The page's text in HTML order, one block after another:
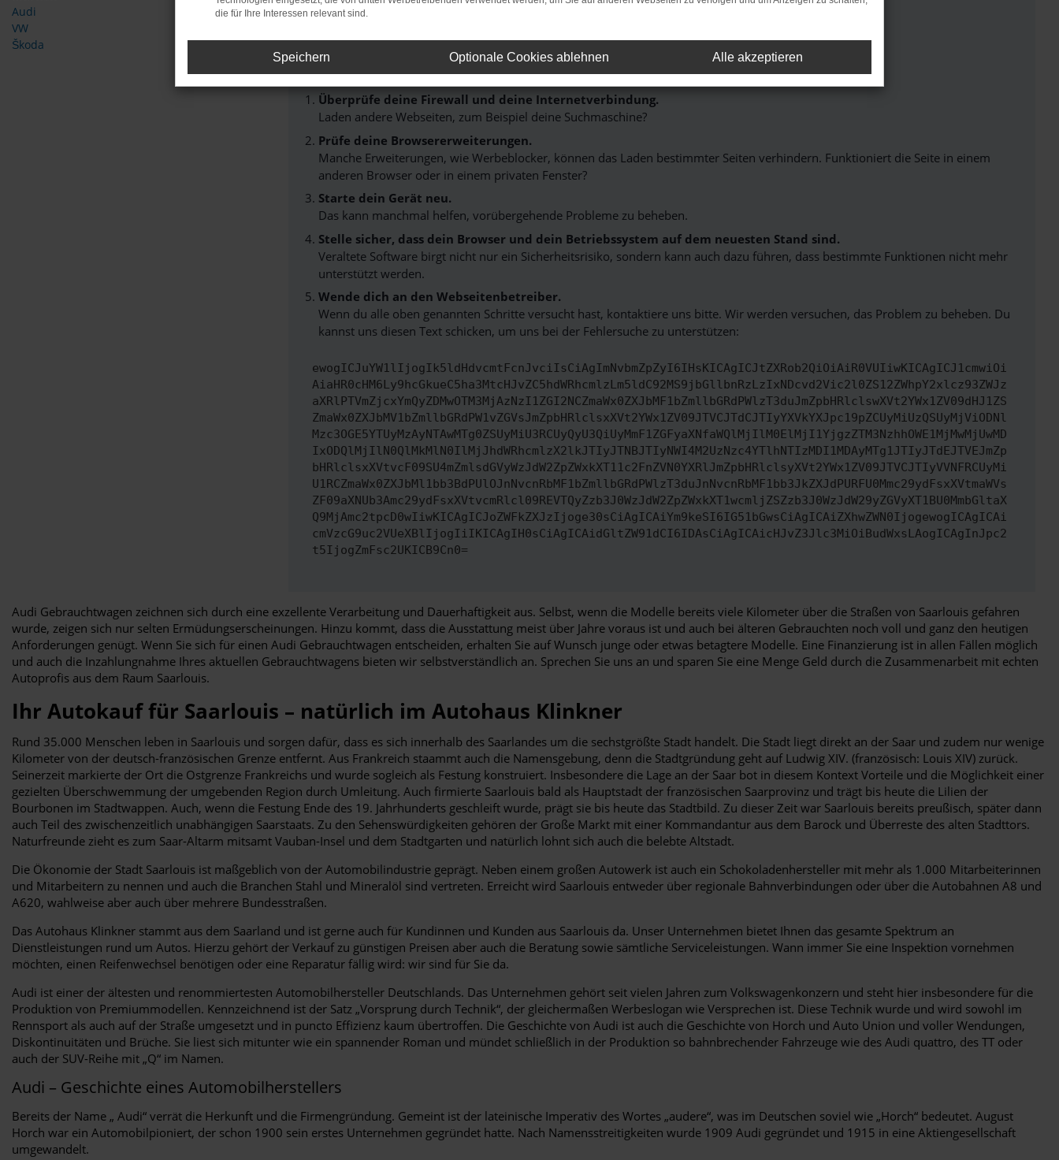
Audi
VW
Škoda
Fehler: Network Error
Beim Laden ist ein Fehler aufgetreten.
Hier sind ein paar Tipps, die dir helfen können:
Überprüfe deine Firewall und deine Internetverbindung.
Laden andere Webseiten, zum Beispiel deine Suchmaschine?
Prüfe deine Browsererweiterungen.
Manche Erweiterungen, wie Werbeblocker, können das Laden bestimmter Seiten verhindern. Funktioniert die Seite in einem
anderen Browser oder in einem privaten Fenster?
Starte dein Gerät neu.
Das kann manchmal helfen, vorübergehende Probleme zu beheben.
Stelle sicher, dass dein Browser und dein Betriebssystem auf dem neuesten Stand sind.
Veraltete Software birgt nicht nur ein Sicherheitsrisiko, sondern kann auch dazu führen, dass bestimmte Funktionen nicht mehr
unterstützt werden.
Wende dich an den Webseitenbetreiber.
Wenn du alle oben genannten Schritte versucht hast, kontaktiere uns bitte. Wir werden versuchen, das Problem zu beheben. Du
kannst uns diesen Text schicken, um uns bei der Fehlersuche zu unterstützen:
ewogICJuYW1lIjogIk5ldHdvcmtFcnJvciIsCiAgImNvbmZpZyI6IHsKICAgICJtZXRob2QiOiAiR0VUIiwKICAgICJ1cmwiOi
AiaHR0cHM6Ly9hcGkueC5ha3MtcHJvZC5hdWRhcmlzLm5ldC92MS9jbGllbnRzLzIxNDcvd2Vic2l0ZS12ZWhpY2xlcz93ZWJz
aXRlPTVmZjcxYmQyZDMwOTM3MjAzNzI1ZGI2NCZmaWx0ZXJbMF1bZmllbGRdPWlzT3duJmZpbHRlclswXVt2YWx1ZV09dHJ1ZS
ZmaWx0ZXJbMV1bZmllbGRdPW1vZGVsJmZpbHRlclsxXVt2YWx1ZV09JTVCJTdCJTIyYXVkYXJpc19pZCUyMiUzQSUyMjViODNl
Mzc3OGE5YTUyMzAyNTAwMTg0ZSUyMiU3RCUyQyU3QiUyMmF1ZGFyaXNfaWQlMjIlM0ElMjI1YjgzZTM3NzhhOWE1MjMwMjUwMD
IxODQlMjIlN0QlMkMlN0IlMjJhdWRhcmlzX2lkJTIyJTNBJTIyNWI4M2UzNzc4YTlhNTIzMDI1MDAyMTg1JTIyJTdEJTVEJmZp
bHRlclsxXVtvcF09SU4mZmlsdGVyWzJdW2ZpZWxkXT11c2FnZVN0YXRlJmZpbHRlclsyXVt2YWx1ZV09JTVCJTIyVVNFRCUyMi
U1RCZmaWx0ZXJbMl1bb3BdPUlOJnNvcnRbMF1bZmllbGRdPWlzT3duJnNvcnRbMF1bb3JkZXJdPURFU0Mmc29ydFsxXVtmaWVs
ZF09aXNUb3Amc29ydFsxXVtvcmRlcl09REVTQyZzb3J0WzJdW2ZpZWxkXT1wcmljZSZzb3J0WzJdW29yZGVyXT1BU0MmbGltaX
Q9MjAmc2tpcD0wIiwKICAgICJoZWFkZXJzIjoge30sCiAgICAiYm9keSI6IG51bGwsCiAgICAiZXhwZWN0IjogewogICAgICAi
cmVzcG9uc2VUeXBlIjogIiIKICAgIH0sCiAgICAidGltZW91dCI6IDAsCiAgICAicHJvZ3Jlc3MiOiBudWxsLAogICAgInJpc2
t5IjogZmFsc2UKICB9Cn0=
Audi Gebrauchtwagen zeichnen sich durch eine exzellente Verarbeitung und Dauerhaftigkeit aus. Selbst, wenn die Modelle bereits viele Kilometer über die Straßen von Saarlouis gefahren
wurde, zeigen sich nur selten Ermüdungserscheinungen. Hinzu kommt, dass die Ausstattung meist über Jahre voraus ist und auch bei älteren Gebrauchten noch voll und ganz den heutigen
Anforderungen genügt. Wenn Sie sich für einen Audi Gebrauchtwagen entscheiden, erhalten Sie auf Wunsch junge oder etwas betagtere Modelle. Eine Finanzierung ist in allen Fällen möglich
und auch die Inzahlungnahme Ihres aktuellen Gebrauchtwagens bieten wir selbstverständlich an. Sprechen Sie uns an und sparen Sie eine Menge Geld durch die Zusammenarbeit mit echten
Autoprofis aus dem Raum Saarlouis.
Ihr Autokauf für Saarlouis – natürlich im Autohaus Klinkner
Rund 35.000 Menschen leben in Saarlouis und sorgen dafür, dass es sich innerhalb des Saarlandes um die sechstgrößte Stadt handelt. Die Stadt liegt direkt an der Saar und zudem nur wenige
Kilometer von der deutsch-französischen Grenze entfernt. Aus Frankreich staammt auch die Namensgebung, denn die Stadtgründung geht auf Ludwig XIV. (französisch: Louis XIV) zurück.
Seinerzeit markierte der Ort die Ostgrenze Frankreichs und wurde sogleich als Festung konstruiert. Insbesondere die Lage an der Saar bot in diesem Kontext Vorteile und die Möglichkeit einer
gezielten Überschwemmung der umgebenden Region durch Umleitung. Auch firmierte Saarlouis bald als Hauptstadt der französischen Saarprovinz und trägt bis heute die Lilien der
Bourbonen im Stadtwappen. Auch, wenn die Festung Ende des 19. Jahrhunderts geschleift wurde, prägt sie bis heute das Stadtbild. Zu dieser Zeit war Saarlouis bereits preußisch, später dann
auch Teil des zwischenzeitlich unabhängigen Saarstaats. Zu den Sehenswürdigkeiten gehören der Große Markt mit einer Kommandantur aus dem Barock und Überreste des alten Stadttors.
Naturfreunde zieht es zum Saar-Altarm mitsamt Vauban-Insel und dem Stadtgarten und natürlich lohnt sich auch die belebte Altstadt.
Die Ökonomie der Stadt Saarlouis ist maßgeblich von der Automobilindustrie geprägt. Neben einem großen Autowerk ist auch ein Schokoladenhersteller mit mehr als 1.000 Mitarbeiterinnen
und Mitarbeitern zu nennen und auch die Branchen Stahl und Mineralöl sind vertreten. Erreicht wird Saarlouis entweder über regionale Bahnverbindungen oder über die Autobahnen A8 und
A620, wahlweise aber auch über mehrere Bundesstraßen.
Das Autohaus Klinkner stammt aus dem Saarland und ist gerne auch für Kundinnen und Kunden aus Saarlouis da. Unser Unternehmen bietet Ihnen das gesamte Spektrum an
Dienstleistungen rund um Autos. Hierzu gehört der Verkauf zu günstigen Preisen aber auch die Beratung sowie sämtliche Serviceleistungen. Wann immer Sie eine Inspektion vornehmen
möchten, einen Reifenwechsel benötigen oder eine Reparatur fällig wird: wir sind für Sie da.
Audi ist einer der ältesten und renommiertesten Automobilhersteller Deutschlands. Das Unternehmen gehört seit vielen Jahren zum Volkswagenkonzern und steht hier insbesondere für die
Produktion von Premiummodellen. Kennzeichnend ist der Satz „Vorsprung durch Technik“, der gleichermaßen Werbeslogan wie Versprechen ist. Diese Technik wurde und wird sowohl im
Rennsport als auch auf der Straße umgesetzt und in puncto Effizienz kaum übertroffen. Die Geschichte von Audi ist auch die Geschichte von Horch und Auto Union und voller Wendungen,
Diskontinuitäten und Brüche. Sie liest sich mitunter wie ein spannender Roman und mündet schließlich in der Produktion so bahnbrechender Fahrzeuge wie des Audi quattro, des TT oder
auch der SUV-Reihe mit „Q“ im Namen.
Audi – Geschichte eines Automobilherstellers
Bereits der Name „ Audi“ verrät die Herkunft und die Firmengründung. Gemeint ist der lateinische Imperativ des Wortes „audere“, was im Deutschen soviel wie „Horch“ bedeutet. August
Horch war ein Automobilpioniert, der schon 1900 sein erstes Unternehmen gegründet hatte. Nach Namensstreitigkeiten wurde 1909 Audi gegründet und 1915 in eine Aktiengesellschaft
umgewandelt.
die für Ihre Interessen relevant sind.
Speichern Optionale Cookies ablehnen Alle akzeptieren